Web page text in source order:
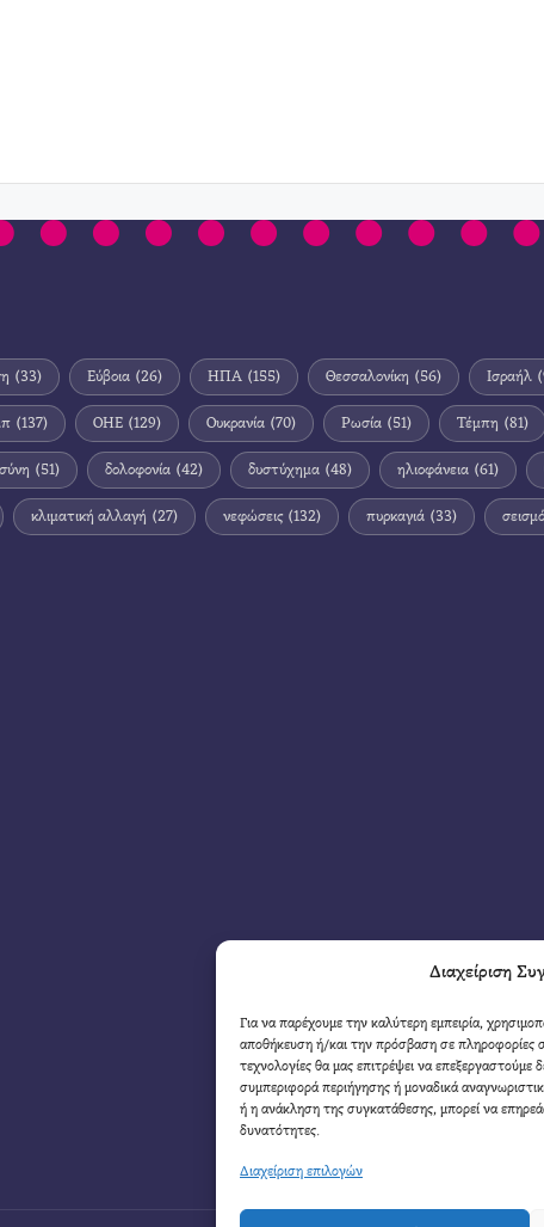
Διαχείριση
Για να παρέχουμε την καλύτερη εμπειρία,
αποθήκευση ή/και την πρόσβαση σε πληροφορίες
τεχνολογίες θα μας επιτρέψει να
συμπεριφορά περιήγησης ή μοναδικά
ή η ανάκληση της συγκατάθεσης, μπορεί να
δυνατότητες.
Διαχείριση επιλογών
(33) Εύβοια (26) ΗΠΑ (155) Θεσσαλονίκη (56) Ισραήλ
(137) ΟΗΕ (129) Ουκρανία (70) Ρωσία (51) Τέμπη (81)
(51) δολοφονία (42) δυστύχημα (48) ηλιοφάνεια (61)
κλιματική αλλαγή (27) νεφώσεις (132) πυρκαγιά (33)